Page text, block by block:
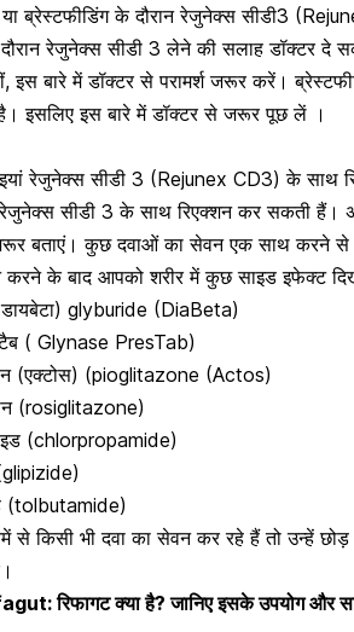
या ब्रेस्टफीडिंग के दौरान रेजुनेक्स सीडी3
रेजुनेक्स सीडी 3 लेने की सलाह डॉक्टर दे
इस बारे में डॉक्टर से परामर्श जरूर करें।
इसलिए इस बारे में डॉक्टर से जरूर पूछ लें ।
रेजुनेक्स सीडी 3 (Rejunex CD3) के साथ
सीडी 3 के साथ रिएक्शन कर सकती हैं।
बताएं। कुछ दवाओं का सेवन एक साथ करने से
करने के बाद आपको शरीर में कुछ साइड इफेक्ट
(डायबेटा) glyburide (DiaBeta)
( Glynase PresTab)
(एक्टोस) (pioglitazone (Actos)
(rosiglitazone)
(chlorpropamide)
(tolbutamide)
से किसी भी दवा का सेवन कर रहे हैं तो उन्हें
रिफागट क्या है? जानिए इसके उपयोग और